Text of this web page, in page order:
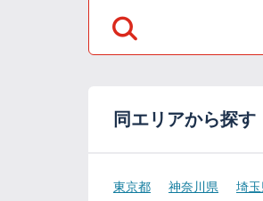
同エリアから探す
東京都 神奈川県 埼